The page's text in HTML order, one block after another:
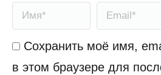
Имя * Email *
Сохранить моё имя,
в этом браузере для